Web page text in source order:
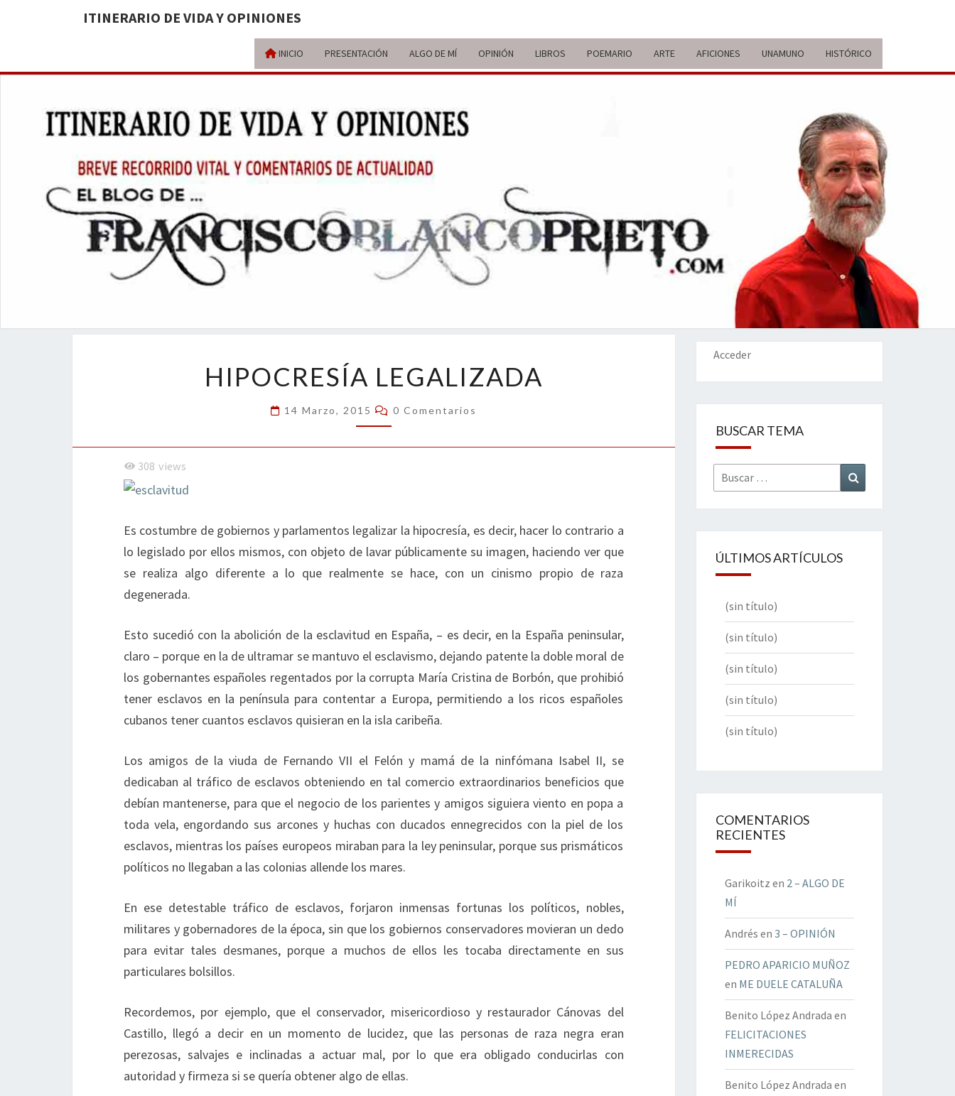
ITINERARIO DE VIDA Y OPINIONES
INICIO PRESENTACIÓN ALGO DE MÍ OPINIÓN LIBROS POEMARIO ARTE AFICIONES UNAMUNO HISTÓRICO
ITINERARIO
DE VIDA Y
OPINIONES
BREVE
RECORRIDO
VITAL Y
COMENTARIOS
ACTUALIDAD
LEGALIZADA
HIPOCRESÍA LEGALIZADA
14 Marzo, 2015 Comentarios
0 Comentarios
308 views
Es costumbre de gobiernos y parlamentos legalizar la hipocresía, es decir, hacer lo contrario a
lo legislado por ellos mismos, con objeto de lavar públicamente su imagen, haciendo ver que
se realiza algo diferente a lo que realmente se hace, con un cinismo propio de raza
degenerada.
Esto sucedió con la abolición de la esclavitud en España, – es decir, en la España peninsular,
claro – porque en la de ultramar se mantuvo el esclavismo, dejando patente la doble moral de
los gobernantes españoles regentados por la corrupta María Cristina de Borbón, que prohibió
tener esclavos en la península para contentar a Europa, permitiendo a los ricos españoles
cubanos tener cuantos esclavos quisieran en la isla caribeña.
Los amigos de la viuda de Fernando VII el Felón y mamá de la ninfómana Isabel II, se
dedicaban al tráfico de esclavos obteniendo en tal comercio extraordinarios beneficios que
debían mantenerse, para que el negocio de los parientes y amigos siguiera viento en popa a
toda vela, engordando sus arcones y huchas con ducados ennegrecidos con la piel de los
esclavos, mientras los países europeos miraban para la ley peninsular, porque sus prismáticos
políticos no llegaban a las colonias allende los mares.
En ese detestable tráfico de esclavos, forjaron inmensas fortunas los políticos, nobles,
militares y gobernadores de la época, sin que los gobiernos conservadores movieran un dedo
para evitar tales desmanes, porque a muchos de ellos les tocaba directamente en sus
particulares bolsillos.
Recordemos, por ejemplo, que el conservador, misericordioso y restaurador Cánovas del
Castillo, llegó a decir en un momento de lucidez, que las personas de raza negra eran
perezosas, salvajes e inclinadas a actuar mal, por lo que era obligado conducirlas con
autoridad y firmeza si se quería obtener algo de ellas.
Acceder
BUSCAR TEMA
Buscar
por:
ÚLTIMOS ARTÍCULOS
(sin título)
(sin título)
(sin título)
(sin título)
(sin título)
COMENTARIOS
RECIENTES
Garikoitz en 2 – ALGO DE
MÍ
Andrés en 3 – OPINIÓN
PEDRO APARICIO MUÑOZ
en ME DUELE CATALUÑA
Benito López Andrada en
FELICITACIONES
INMERECIDAS
Benito López Andrada en